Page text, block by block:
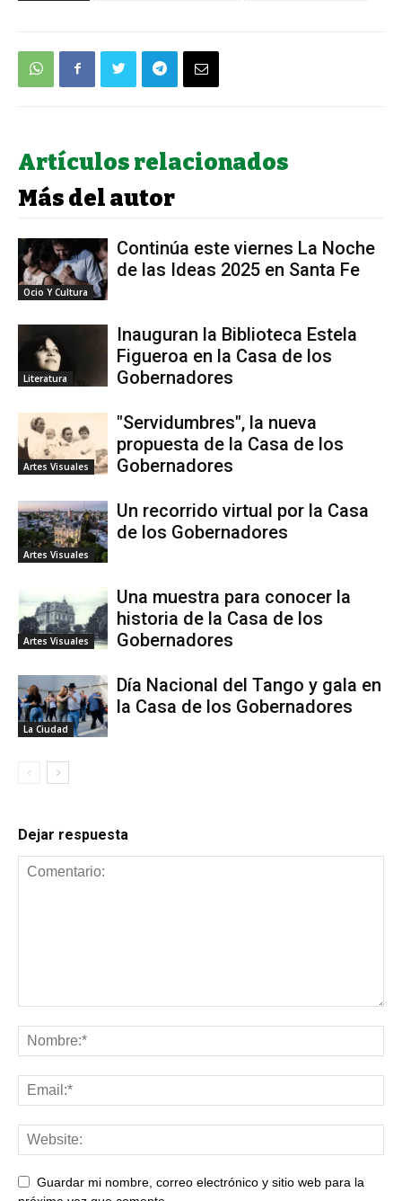
Artículos relacionados
Más del autor
Ocio Y Cultura
Continúa este viernes La Noche
de las Ideas 2025 en Santa Fe
Literatura
Inauguran la Biblioteca Estela
Figueroa en la Casa de los
Gobernadores
Artes Visuales
"Servidumbres", la nueva
propuesta de la Casa de los
Gobernadores
Artes Visuales
Un recorrido virtual por la Casa
de los Gobernadores
Artes Visuales
Una muestra para conocer la
historia de la Casa de los
Gobernadores
La Ciudad
Día Nacional del Tango y gala en
la Casa de los Gobernadores
Dejar respuesta
Guardar mi nombre, correo electrónico y sitio web para la